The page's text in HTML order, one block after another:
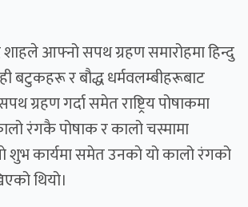
शाहले आफ्नो सपथ ग्रहण समारोहमा हिन्दु
बटुकहरू र बौद्ध धर्मवलम्बीहरूबाट
ग्रहण गर्दा समेत राष्ट्रिय पोषाकमा
रंगकै पोषाक र कालो चस्मामा
शुभ कार्यमा समेत उनकाे यो कालो रंगको
थियो।